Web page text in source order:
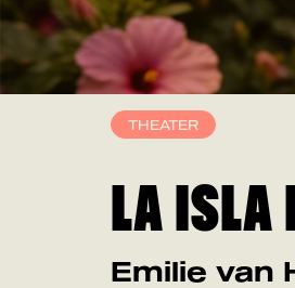
THEATER
LA ISLA
Emilie van